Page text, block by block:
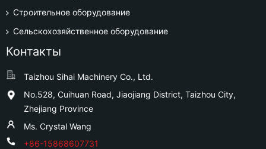
Строительное оборудование
Сельскохозяйственное оборудование
Контакты
Taizhou Sihai Machinery Co., Ltd.
No.528, Cuihuan Road, Jiaojiang District, Taizhou City,
Zhejiang Province
Ms. Crystal Wang
+86-15868607731